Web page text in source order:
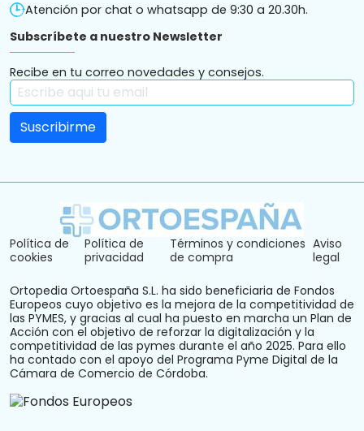
Atención por chat o whatsapp de 9:30 a 20.30h.
Subscríbete a nuestro Newsletter
Recibe en tu correo novedades y consejos.
Política de
cookies
Política de
privacidad
Términos y condiciones
de compra
Aviso
legal
Ortopedia Ortoespaña S.L. ha sido beneficiaria de Fondos
Europeos cuyo objetivo es la mejora de la competitividad de
las PYMES, y gracias al cual ha puesto en marcha un Plan de
Acción con el objetivo de reforzar la digitalización y la
competitividad de las pymes durante el año 2025. Para ello
ha contado con el apoyo del Programa Pyme Digital de la
Cámara de Comercio de Córdoba.